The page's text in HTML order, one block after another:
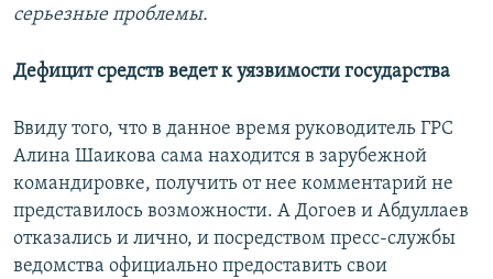
серьезные проблемы.
Дефицит средств ведет к уязвимости государства
Ввиду того, что в данное время руководитель ГРС
Алина Шаикова сама находится в зарубежной
командировке, получить от нее комментарий не
представилось возможности. А Догоев и Абдуллаев
отказались и лично, и посредством пресс-службы
ведомства официально предоставить свои